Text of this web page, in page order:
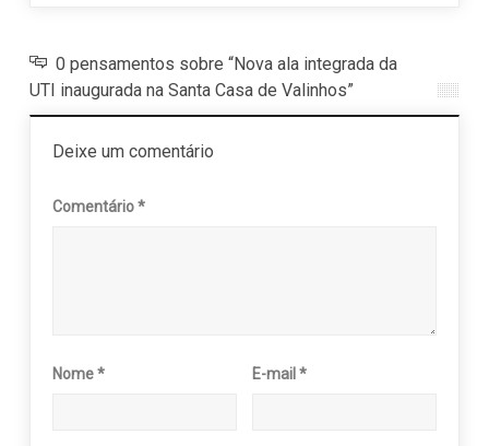
0 pensamentos sobre “Nova ala integrada da
UTI inaugurada na Santa Casa de Valinhos”
Deixe um comentário
Comentário*
Nome* E-mail*